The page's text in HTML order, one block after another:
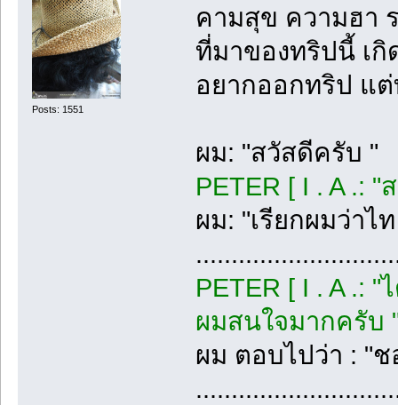
Posts: 1551
คามสุข ความฮา
ที่มาของทริปนี้ เ
อยากออกทริป แ
ผม: "สวัสดีครับ "
PETER [ I . A .:
ผม: "เรียกผมว่าไ
PETER [ I . A .:
ผมสนใจมากครับ
ผม ตอบไปว่า : "